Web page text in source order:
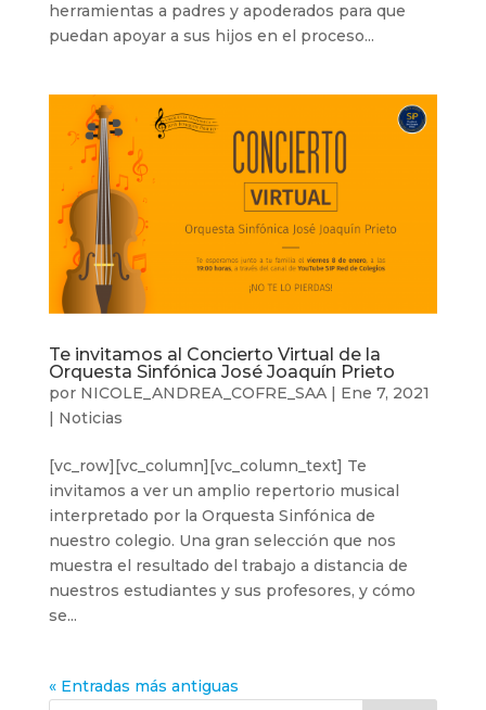
herramientas a padres y apoderados para que
puedan apoyar a sus hijos en el proceso...
Te invitamos al Concierto Virtual de la
Orquesta Sinfónica José Joaquín Prieto
por NICOLE_ANDREA_COFRE_SAA| Ene 7, 2021
| Noticias
[vc_row][vc_column][vc_column_text] Te
invitamos a ver un amplio repertorio musical
interpretado por la Orquesta Sinfónica de
nuestro colegio. Una gran selección que nos
muestra el resultado del trabajo a distancia de
nuestros estudiantes y sus profesores, y cómo
se...
« Entradas más antiguas